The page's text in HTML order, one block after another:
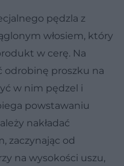
pędzla z
włosiem, który
w cerę. Na
odrobinę proszku na
w nim pędzel i
powstawaniu
nakładać
zaczynając od
na wysokości uszu,